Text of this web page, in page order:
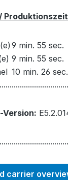
9 min. 55 sec.
9 min. 55 sec.
10 min. 26 sec.
Version:
carrier